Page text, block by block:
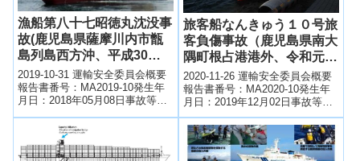
漁船第八十七昭徳丸沈没事
故(鹿児島県薩摩川内市甑
島列島西方沖、平成30年5
月8日発生)
2019-10-31 運輸安全委員会概要
報告書番号：MA2019-10発生年
月日：2018年05月08日事故等種
七昭徳丸沈没発生場所...
旅客船なんきゅう１０号旅
客負傷事故（鹿児島県南大
隅町根占港港外、令和元年
12月2日発生）
2020-11-26 運輸安全委員会概要
報告書番号：MA2020-10発生年
月日：2019年12月02日事故等種
類：死傷等事故等名：旅客船な
んきゅう１０号旅客負...